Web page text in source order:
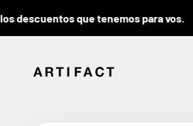
que tenemos para vos.
Artifact